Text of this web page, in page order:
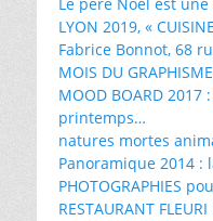
LYON 2019, «
Fabrice Bonnot, 68
MOIS DU
MOOD BOARD
printemps…
natures mortes
Panoramique 2014 :
PHOTOGRAPHIES
RESTAURANT